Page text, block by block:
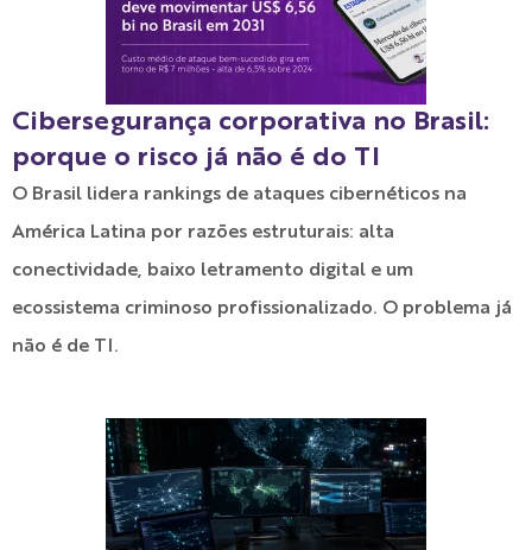
Cibersegurança corporativa no Brasil:
porque o risco já não é do TI
O Brasil lidera rankings de ataques cibernéticos na
América Latina por razões estruturais: alta
conectividade, baixo letramento digital e um
ecossistema criminoso profissionalizado. O problema já
não é de TI.